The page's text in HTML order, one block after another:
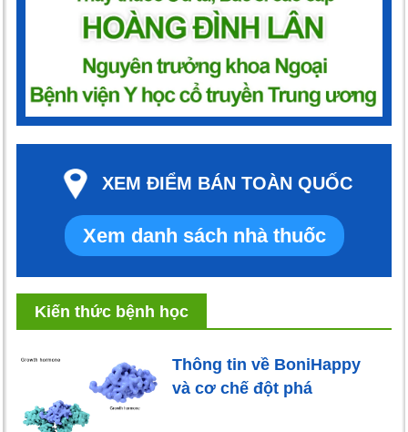
XEM ĐIỂM BÁN TOÀN QUỐC
Xem danh sách nhà thuốc
Kiến thức bệnh học
Thông tin về BoniHappy
và cơ chế đột phá